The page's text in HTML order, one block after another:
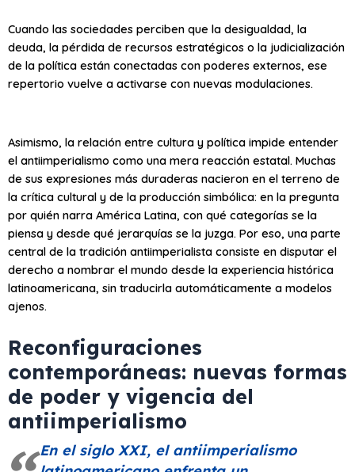
Cuando las sociedades perciben que la desigualdad, la
deuda, la pérdida de recursos estratégicos o la judicialización
de la política están conectadas con poderes externos, ese
repertorio vuelve a activarse con nuevas modulaciones.
Asimismo, la relación entre cultura y política impide entender
el antiimperialismo como una mera reacción estatal. Muchas
de sus expresiones más duraderas nacieron en el terreno de
la crítica cultural y de la producción simbólica: en la pregunta
por quién narra América Latina, con qué categorías se la
piensa y desde qué jerarquías se la juzga. Por eso, una parte
central de la tradición antiimperialista consiste en disputar el
derecho a nombrar el mundo desde la experiencia histórica
latinoamericana, sin traducirla automáticamente a modelos
ajenos.
Reconfiguraciones
contemporáneas: nuevas formas
de poder y vigencia del
antiimperialismo
En el siglo XXI, el antiimperialismo